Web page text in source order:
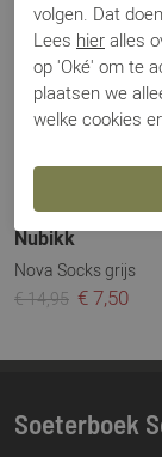
Nubikk
Nova Socks grijs
€ 14,95 € 7,50
Soeterboek
volgen. Dat
Lees hier alles
op 'Oké' om te
plaatsen we
welke cookies